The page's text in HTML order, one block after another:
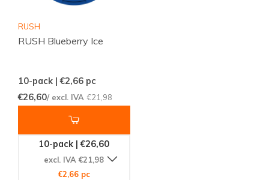
RUSH
RUSH Blueberry Ice
10-pack | €2,66 pc
€26,60/ excl. IVA €21,98
10-pack | €26,60
excl. IVA €21,98
€2,66 pc